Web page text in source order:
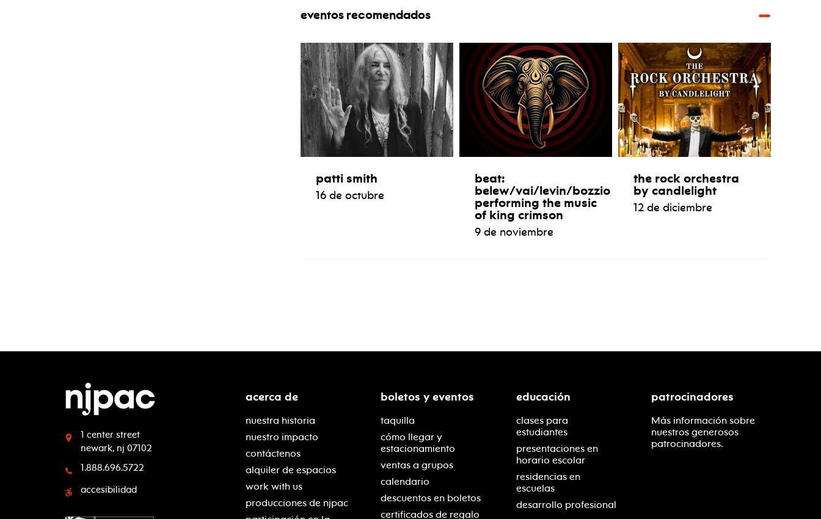
eventos recomendados
patti smith
16 de octubre
beat:
belew/vai/levin/bozzio
performing the music
of king crimson
9 de noviembre
the rock orchestra
by candlelight
12 de diciembre
1 center street
newark, nj 07102
1.888.696.5722
accesibilidad
acerca de
nuestra historia
nuestro impacto
contáctenos
alquiler de espacios
work with us
producciones de njpac
boletos y eventos
taquilla
cómo llegar y
estacionamiento
ventas a grupos
calendario
descuentos en boletos
certificados de regalo
educación
clases para
estudiantes
presentaciones en
horario escolar
residencias en
escuelas
desarrollo profesional
patrocinadores
Más información sobre
nuestros generosos
patrocinadores.